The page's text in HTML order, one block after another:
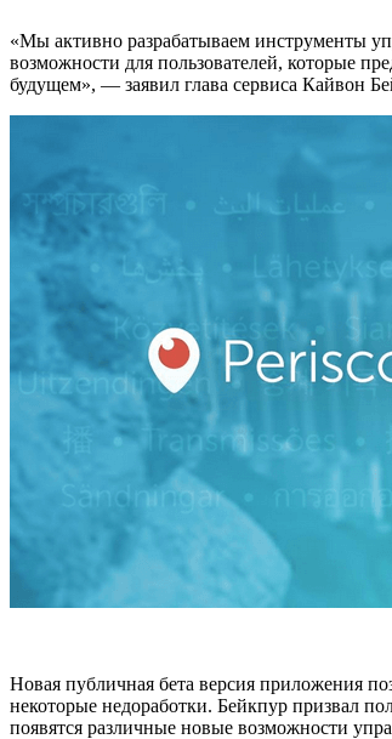
«Мы активно разрабатываем инструменты
возможности для пользователей, которые
будущем», — заявил глава сервиса Кайвон
Новая публичная бета версия приложения
некоторые недоработки. Бейкпур призвал
появятся различные новые возможности